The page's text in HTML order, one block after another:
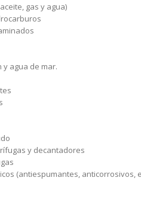
gas y agua)
y agua de mar.
y decantadores
(antiespumantes, anticorrosivos,